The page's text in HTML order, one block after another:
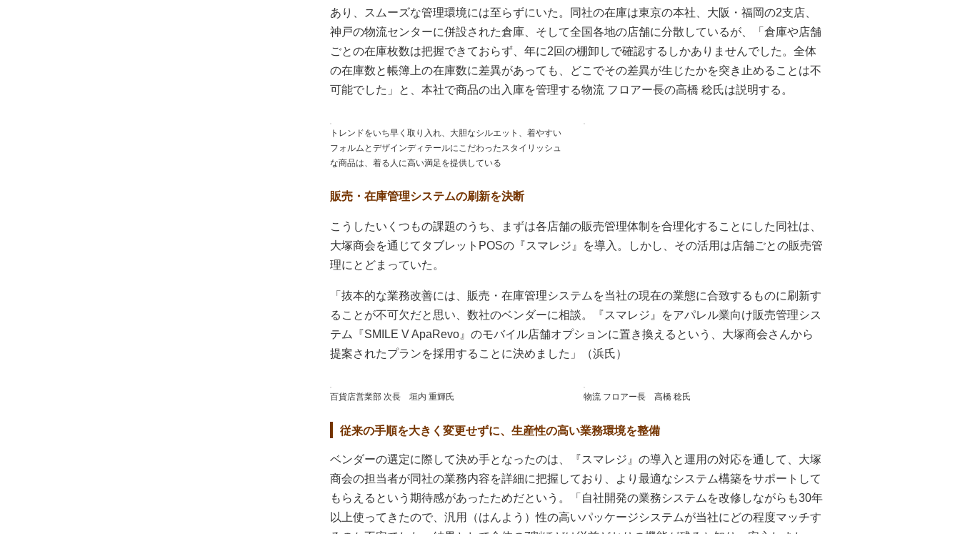
あり、スムーズな管理環境には至らずにいた。同社の在庫は東京の本社、大阪・福岡の2支店、
神戸の物流センターに併設された倉庫、そして全国各地の店舗に分散しているが、「倉庫や店舗
ごとの在庫枚数は把握できておらず、年に2回の棚卸しで確認するしかありませんでした。全体
の在庫数と帳簿上の在庫数に差異があっても、どこでその差異が生じたかを突き止めることは不
可能でした」と、本社で商品の出入庫を管理する物流 フロアー長の高橋 稔氏は説明する。
トレンドをいち早く取り入れ、大胆なシルエット、着やすい
フォルムとデザインディテールにこだわったスタイリッシュ
な商品は、着る人に高い満足を提供している
販売・在庫管理システムの刷新を決断
こうしたいくつもの課題のうち、まずは各店舗の販売管理体制を合理化することにした同社は、
大塚商会を通じてタブレットPOSの『スマレジ』を導入。しかし、その活用は店舗ごとの販売管
理にとどまっていた。
「抜本的な業務改善には、販売・在庫管理システムを当社の現在の業態に合致するものに刷新す
ることが不可欠だと思い、数社のベンダーに相談。『スマレジ』をアパレル業向け販売管理シス
テム『SMILE V ApaRevo』のモバイル店舗オプションに置き換えるという、大塚商会さんから
提案されたプランを採用することに決めました」（浜氏）
百貨店営業部 次長 垣内 重輝氏 物流 フロアー長 高橋 稔氏
従来の手順を大きく変更せずに、生産性の高い業務環境を整備
ベンダーの選定に際して決め手となったのは、『スマレジ』の導入と運用の対応を通して、大塚
商会の担当者が同社の業務内容を詳細に把握しており、より最適なシステム構築をサポートして
もらえるという期待感があったためだという。「自社開発の業務システムを改修しながらも30年
以上使ってきたので、汎用（はんよう）性の高いパッケージシステムが当社にどの程度マッチす